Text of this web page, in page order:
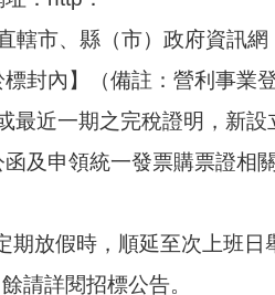
轄市、縣（市）政府資訊網
封內】（備註：營利事業
最近一期之完稅證明，新
及申領統一發票購票證相
期放假時，順延至次上班日
請詳閱招標公告。